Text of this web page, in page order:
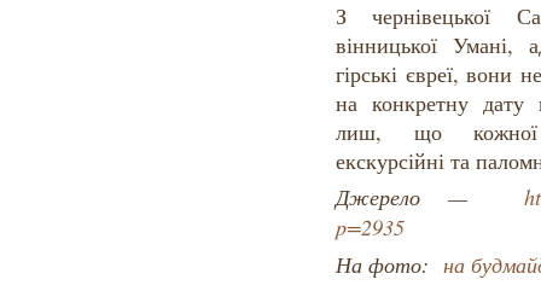
З чернівецької
вінницької Умані,
гірські євреї, вони
на конкретну дату
лиш, що кожної
екскурсійні та
Джерело —
p=2935
На фото: на